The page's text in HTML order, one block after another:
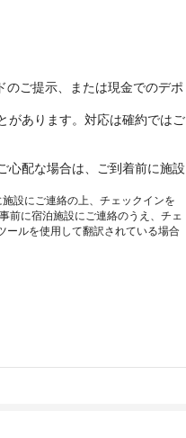
のご提示、または現金でのデポ
があります。対応は確約ではご
心配な場合は、ご到着前に施設
設にご連絡の上、チェックインを
前に宿泊施設にご連絡のうえ、チェ
ールを使用して翻訳されている場合